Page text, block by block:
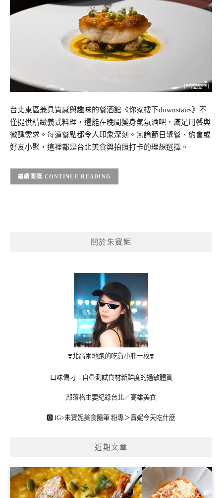
台北東區兼具質感與趣味的餐酒館《你家樓下downstairs》不
僅提供精緻義式料理，還能在晚間變身氣氛酒吧，滿足用餐與
微醺需求。每道餐點都令人印象深刻。無論節日聚餐、約會或
好友小聚，這裡都是台北美食與拍照打卡的理想選擇。
CONTINUE READING
關於朱寶妮
❣️北高兩地跑的吃貨小胖一枚❣️
口味偏刁｜自帶測試食材新鮮度的過敏體質
部落格主要紀錄台北／高雄美食
🅾 IG>朱寶妮美食隨筆 粉專＞寶妮今天吃什麼
近期文章